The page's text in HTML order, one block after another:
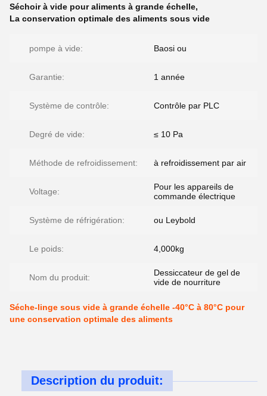
Séchoir à vide pour aliments à grande échelle,
La conservation optimale des aliments sous vide
pompe à vide: Baosi ou
Garantie: 1 année
Système de contrôle: Contrôle par PLC
Degré de vide: ≤ 10 Pa
Méthode de refroidissement: à refroidissement par air
Voltage:
Pour les appareils de
commande électrique
Système de réfrigération: ou Leybold
Le poids: 4,000kg
Nom du produit:
Dessiccateur de gel de
vide de nourriture
Séche-linge sous vide à grande échelle -40°C à 80°C pour
une conservation optimale des aliments
Description du produit: